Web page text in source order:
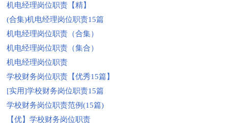
机电经理岗位职责【精】
(合集)机电经理岗位职责15篇
机电经理岗位职责（合集）
机电经理岗位职责（集合）
机电经理岗位职责
学校财务岗位职责【优秀15篇】
[实用]学校财务岗位职责15篇
学校财务岗位职责范例(15篇)
【优】学校财务岗位职责